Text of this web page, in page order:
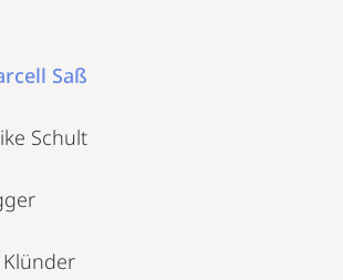
Saß
Schult
Klünder